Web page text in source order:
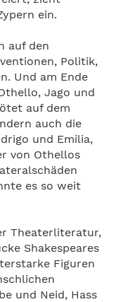
ein.
auf den
Politik,
Und am Ende
Jago und
auf dem
auch die
und Emilia,
von Othellos
es so weit
Theaterliteratur,
Shakespeares
Figuren
und Neid, Hass